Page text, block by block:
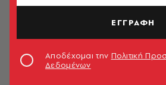
ΕΓΓΡΑΦΗ
Αποδέχομαι την Πολιτική
Δεδομένων